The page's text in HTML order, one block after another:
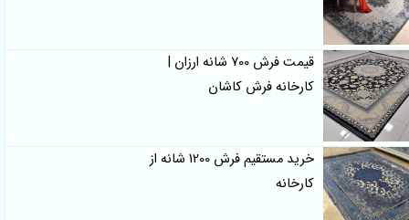
قیمت فرش 700 شانه ارزان |
کارخانه فرش کاشان
خرید مستقیم فرش 1200 شانه از
کارخانه